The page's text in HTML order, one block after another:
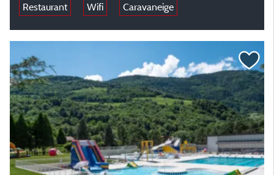
Restaurant Wifi Caravaneige